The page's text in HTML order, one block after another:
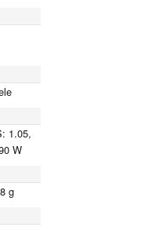
1.05,
W
g